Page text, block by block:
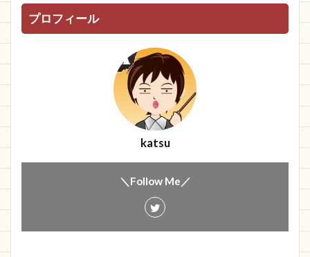
プロフィール
katsu
＼Follow Me／